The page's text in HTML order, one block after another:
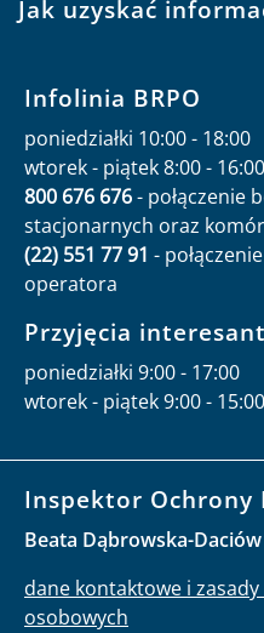
Jak uzyskać
Infolinia BRPO
poniedziałki 10:00 - 18:00
wtorek - piątek 8:00 - 16:00
800 676 676- połączenie
stacjonarnych oraz
(22) 551 77 91 -
operatora
Przyjęcia
poniedziałki 9:00 - 17:00
wtorek - piątek 9:00 - 15:00
Inspektor Ochrony
Beata Dąbrowska-Daciów
dane kontaktowe i
osobowych